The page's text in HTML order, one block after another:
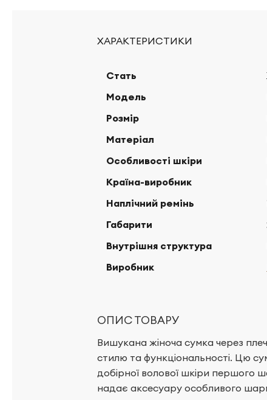
ХАРАКТЕРИСТИКИ
Стать
Модель
Розмір
Матеріал
Особливості шкіри
Країна-виробник
Наплічний ремінь
Габарити
Внутрішня структура
Виробник
ОПИС ТОВАРУ
Вишукана жіноча сумка через
стилю та функціональності. Цю
добірної волової шкіри першого
надає аксесуару особливого